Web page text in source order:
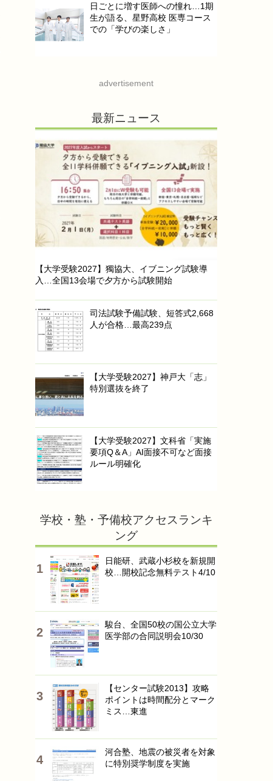
日ごとに増す医師への憧れ…1期
生が語る、星野高校 医専コース
での「学びの楽しさ」
advertisement
最新ニュース
【大学受験2027】獨協大、イブニング試験導
入…全国13会場で夕方から試験開始
司法試験予備試験、短答式2,668
人が合格…最高239点
【大学受験2027】神戸大「志」
特別選抜を終了
【大学受験2027】文科省「実施
要項Q＆A」AI面接不可など面接
ルール明確化
学校・塾・予備校アクセスランキ
ング
日能研、武蔵小杉校を新規開
校…開校記念無料テスト4/10
駿台、全国50校の国公立大学
医学部の合同説明会10/30
【センター試験2013】攻略
ポイントは時間配分とマーク
ミス…東進
河合塾、地震の被災者を対象
に特別奨学制度を実施